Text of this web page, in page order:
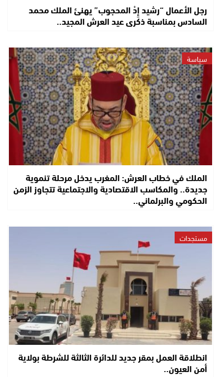
رجل الأعمال “رشيد إِدْ المحجوب” يهنئ الملك محمد
السادس بمناسبة ذكرى عيد العرش المجيد..
سياسة
الملك في خطاب العرش: المغرب يدخل مرحلة تنموية
جديدة.. والمكاسب الاقتصادية والاجتماعية تتجاوز الزمن
الحكومي والبرلماني..
مستجدات
انطلاقة العمل بمقر جديد للدائرة الثالثة للشرطة بولاية
أمن العيون..